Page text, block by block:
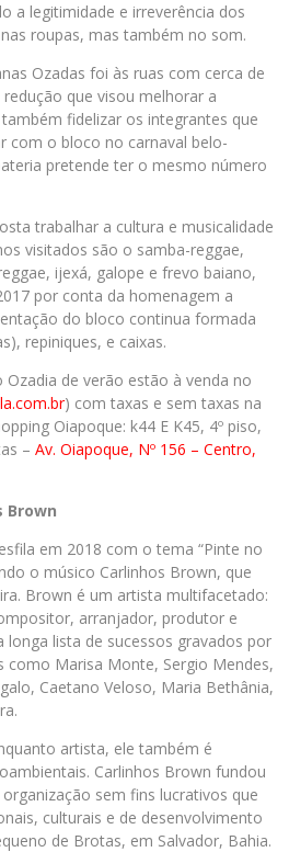
a legitimidade e irreverência dos
roupas, mas também no som.
Ozadas foi às ruas com cerca de
que visou melhorar a
fidelizar os integrantes que
com o bloco no carnaval belo-
pretende ter o mesmo número
trabalhar a cultura e musicalidade
visitados são o samba-reggae,
ijexá, galope e frevo baiano,
por conta da homenagem a
do bloco continua formada
repiniques, e caixas.
Ozadia de verão estão à venda no
) com taxas e sem taxas na
Oiapoque: k44 E K45, 4º piso,
– Av. Oiapoque, Nº 156 – Centro,
Brown
em 2018 com o tema “Pinte no
o músico Carlinhos Brown, que
Brown é um artista multifacetado:
arranjador, produtor e
longa lista de sucessos gravados por
como Marisa Monte, Sergio Mendes,
Caetano Veloso, Maria Bethânia,
artista, ele também é
Carlinhos Brown fundou
sem fins lucrativos que
culturais e de desenvolvimento
de Brotas, em Salvador, Bahia.